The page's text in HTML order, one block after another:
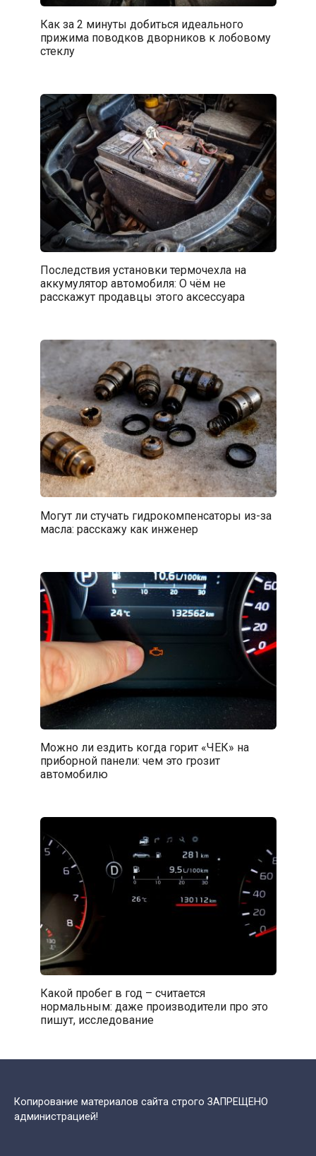
Как за 2 минуты добиться идеального
прижима поводков дворников к лобовому
стеклу
Последствия установки термочехла на
аккумулятор автомобиля: О чём не
расскажут продавцы этого аксессуара
Могут ли стучать гидрокомпенсаторы из-за
масла: расскажу как инженер
Можно ли ездить когда горит «ЧЕК» на
приборной панели: чем это грозит
автомобилю
Какой пробег в год – считается
нормальным: даже производители про это
пишут, исследование
Копирование материалов сайта строго ЗАПРЕЩЕНО
администрацией!